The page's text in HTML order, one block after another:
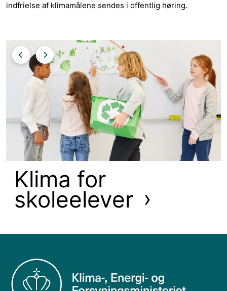
indfrielse af klimamålene sendes i offentlig høring.
Klima for
skoleelever